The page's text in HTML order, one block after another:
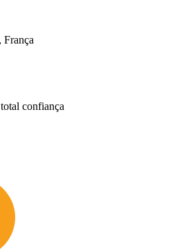
confiança